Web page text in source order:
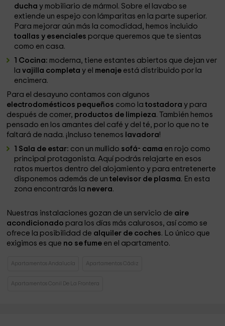
duchay mobiliario de mármol. Sobre el lavabo se
extiende un espejo con lámparitas en la parte superior.
Para mejorar aún más la comodidad, hemos incluido
toallas y esenciales porque queremos que te sientas
como en casa.
1 Cocina: moderna, tiene estantes abiertos que dejan ver
lavajilla completay el menaje está distribuido por la
encimera.
Para el desayuno contamos con algunos
electrodomésticos pequeños como latostadoray para
después de comer, productos de limpieza. También hemos
pensado en los amantes del café y del té, por lo que no te
faltará de nada. ¡Incluso tenemos lavadora!
1 Sala de estar: con un mullido sofá- cama en rojo como
principal protagonista. Aquí podrás relajarte en esos
ratos muertos dentro del alojamiento y para entretenerte
disponemos además de un televisor de plasma. En esta
zona encontrarás la nevera.
Nuestras instalaciones gozan de un servicio de aire
acondicionado para los días más calurosos, así como se
ofrece la posibilidad de alquiler de coches. Lo único que
exigimos es que no se fume en el apartamento.
Apartamentos Andalucía Apartamentos Cádiz
Apartamentos Conil De La Frontera